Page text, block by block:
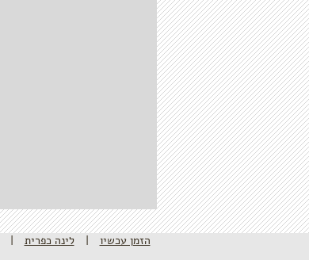
הזמן עכשיו | לינה כפרית |